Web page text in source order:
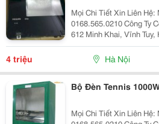
Mọi Chi Tiết Xin Liên Hệ: Nguyễn Sơn Hoàng Mobile:
0168.565.0210 Công Ty Cổ Phần Qmt Việt Nam Đ/C:
612 Minh Khai, Vĩnh Tuy,
Nguyensonhoang.qmt@Gmail.com Xin
Web Công Ty: Qmtvn.com
4 triệu Hà Nội
Bộ Đèn Tennis
Mọi Chi Tiết Xin Liên Hệ: Nguyễn Sơn Hoàng Mobile: